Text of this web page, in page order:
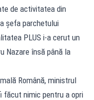
de activitatea din
șefa parchetului
PLUS i-a cerut un
Nazare însă până la
Română, ministrul
făcut nimic pentru a opri